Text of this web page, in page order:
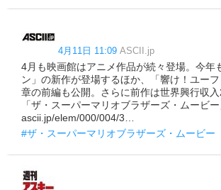
4月11日 11:09 ASCII.jp
4月も映画館はアニメ作品が続々登場。今年
ン」の新作が登場するほか、「響け！ユー
章の前編も公開。さらに前作は世界興行収
「ザ・スーパーマリオブラザーズ・ムービー
ascii.jp/elem/000/004/3…
#ザ・スーパーマリオブラザーズ・ムービー